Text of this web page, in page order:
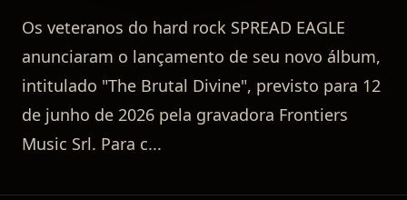
Os veteranos do hard rock SPREAD EAGLE
anunciaram o lançamento de seu novo álbum,
intitulado "The Brutal Divine", previsto para 12
de junho de 2026 pela gravadora Frontiers
Music Srl. Para c...